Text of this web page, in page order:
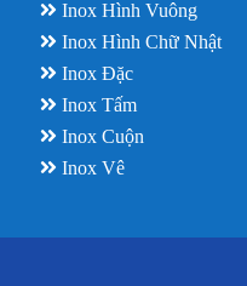
Inox Hình Vuông
Inox Hình Chữ Nhật
Inox Đặc
Inox Tấm
Inox Cuộn
Inox Vê